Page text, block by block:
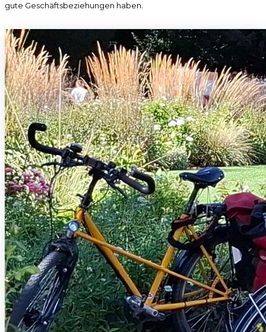
gute Geschäftsbeziehungen haben.